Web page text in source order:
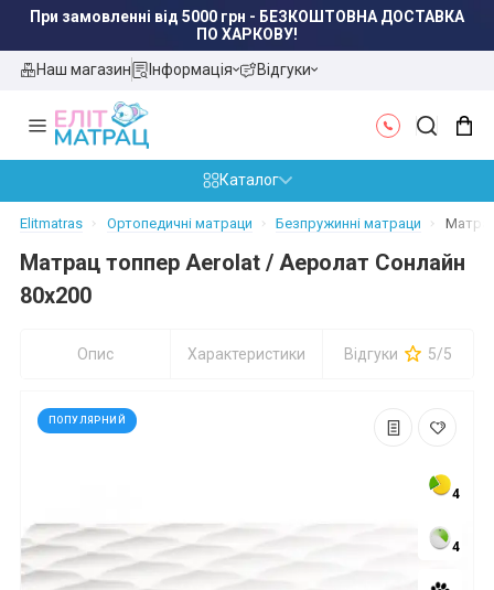
ПО ЛЬВОВУ!
Наш магазин Інформація Відгуки
Каталог
Elitmatras Ортопедичні матраци Безпружинні матраци
Матрац топпер Aerolat / Аеролат Сонлайн
80x200
Опис Характеристики Відгуки 5/5
4
4
ПОПУЛЯРНИЙ